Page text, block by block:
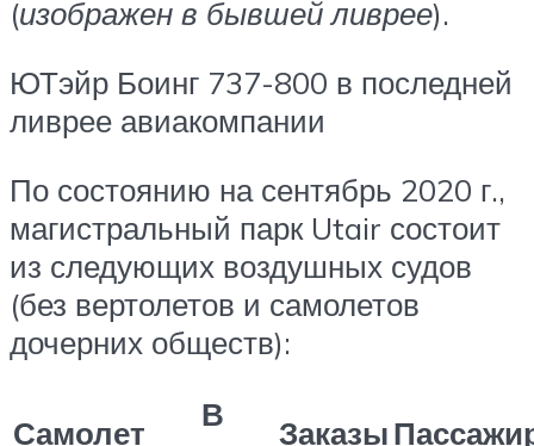
(изображен в бывшей ливрее).
ЮТэйр Боинг 737-800 в последней
ливрее авиакомпании
По состоянию на сентябрь 2020 г.,
магистральный парк Utair состоит
из следующих воздушных судов
(без вертолетов и самолетов
дочерних обществ):
Самолет
В
Заказы